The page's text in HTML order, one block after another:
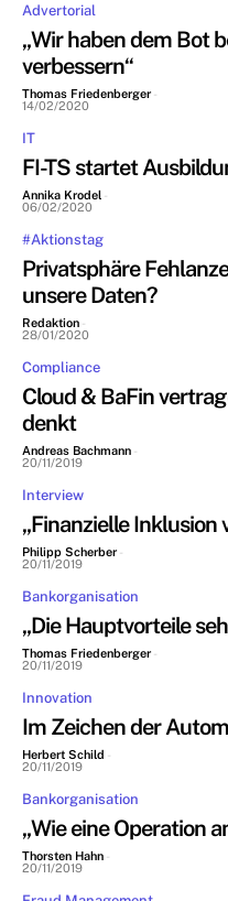
Advertorial
„Wir haben dem Bot
verbessern“
Thomas Friedenberger -
14/02/2020
IT
FI-TS startet
Annika Krodel -
06/02/2020
#Aktionstag
Privatsphäre
unsere Daten?
Redaktion -
28/01/2020
Compliance
Cloud & BaFin
denkt
Andreas Bachmann -
20/11/2019
Interview
„Finanzielle Inklusion
Philipp Scherber -
20/11/2019
Bankorganisation
„Die Hauptvorteile
Thomas Friedenberger -
20/11/2019
Innovation
Im Zeichen der
Herbert Schild -
20/11/2019
Bankorganisation
„Wie eine Operation
Thorsten Hahn -
20/11/2019